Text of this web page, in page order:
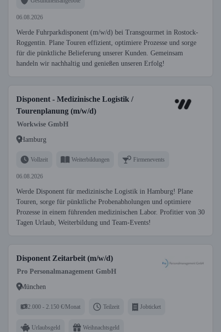
06.08.2026
Werde Fuhrparkdisponent (m/w/d) bei Transgourmet in Rostock-
Roggentin. Plane Touren effizient, optimiere Prozesse und sorge
für die pünktliche Belieferung unserer Kunden. Gemeinsam
handeln wir nachhaltig und genießen unseren Erfolg!
Disponent - Medizinische Logistik /
Tourenplanung (m/w/d)
Workwise GmbH
Hamburg
Vollzeit Weiterbildungen Firmenevents
06.08.2026
Werde Disponent für medizinische Logistik in Hamburg! Plane
Touren, sorge für pünktliche Probenabholungen und optimiere
Prozesse in einem führenden medizinischen Labor. Profitier von 30
Tagen Urlaub, Weiterbildung und Team-Events!
Disponent Zeitarbeit (m/w/d)
Pro Personalmanagement GmbH
München
2.000 - 2.150 €/Monat Teilzeit Jobticket
Urlaubsgeld Weihnachtsgeld